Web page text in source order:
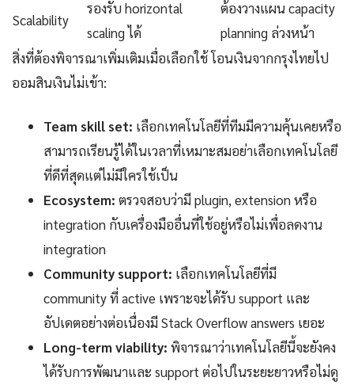
Scalability
รองรับ horizontal
scaling ได้
ต้องวางแผน capacity
planning ล่วงหน้า
สิ่งที่ต้องพิจารณาเพิ่มเติมเมื่อเลือกใช้ โอนเงินจากกรุงไทยไป
ออมสินเงินไม่เข้า:
Team skill set: เลือกเทคโนโลยีที่ทีมมีความคุ้นเคยหรือ
สามารถเรียนรู้ได้ในเวลาที่เหมาะสมอย่าเลือกเทคโนโลยี
ที่ดีที่สุดแต่ไม่มีใครใช้เป็น
Ecosystem: ตรวจสอบว่ามี plugin, extension หรือ
integration กับเครื่องมืออื่นที่ใช้อยู่หรือไม่เพื่อลดงาน
integration
Community support: เลือกเทคโนโลยีที่มี
community ที่ active เพราะจะได้รับ support และ
อัปเดตอย่างต่อเนื่องมี Stack Overflow answers เยอะ
Long-term viability: พิจารณาว่าเทคโนโลยีนี้จะยังคง
ได้รับการพัฒนาและ support ต่อไปในระยะยาวหรือไม่ดู